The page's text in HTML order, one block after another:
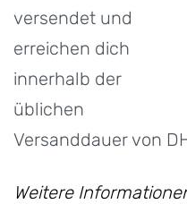
versendet und
erreichen dich
innerhalb der
üblichen
Versanddauer von
Weitere